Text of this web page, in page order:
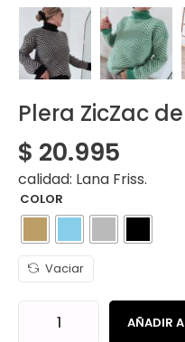
Plera ZicZac
$ 20.995
calidad: Lana Friss.
COLOR
Vaciar
AÑADIR